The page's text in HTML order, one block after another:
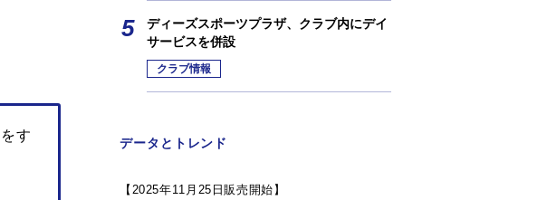
す
ディーズスポーツプラザ、クラブ内にデイ
サービスを併設
クラブ情報
データとトレンド
【2025年11月25日販売開始】